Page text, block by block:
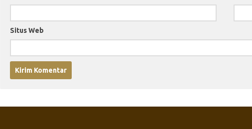
Situs Web